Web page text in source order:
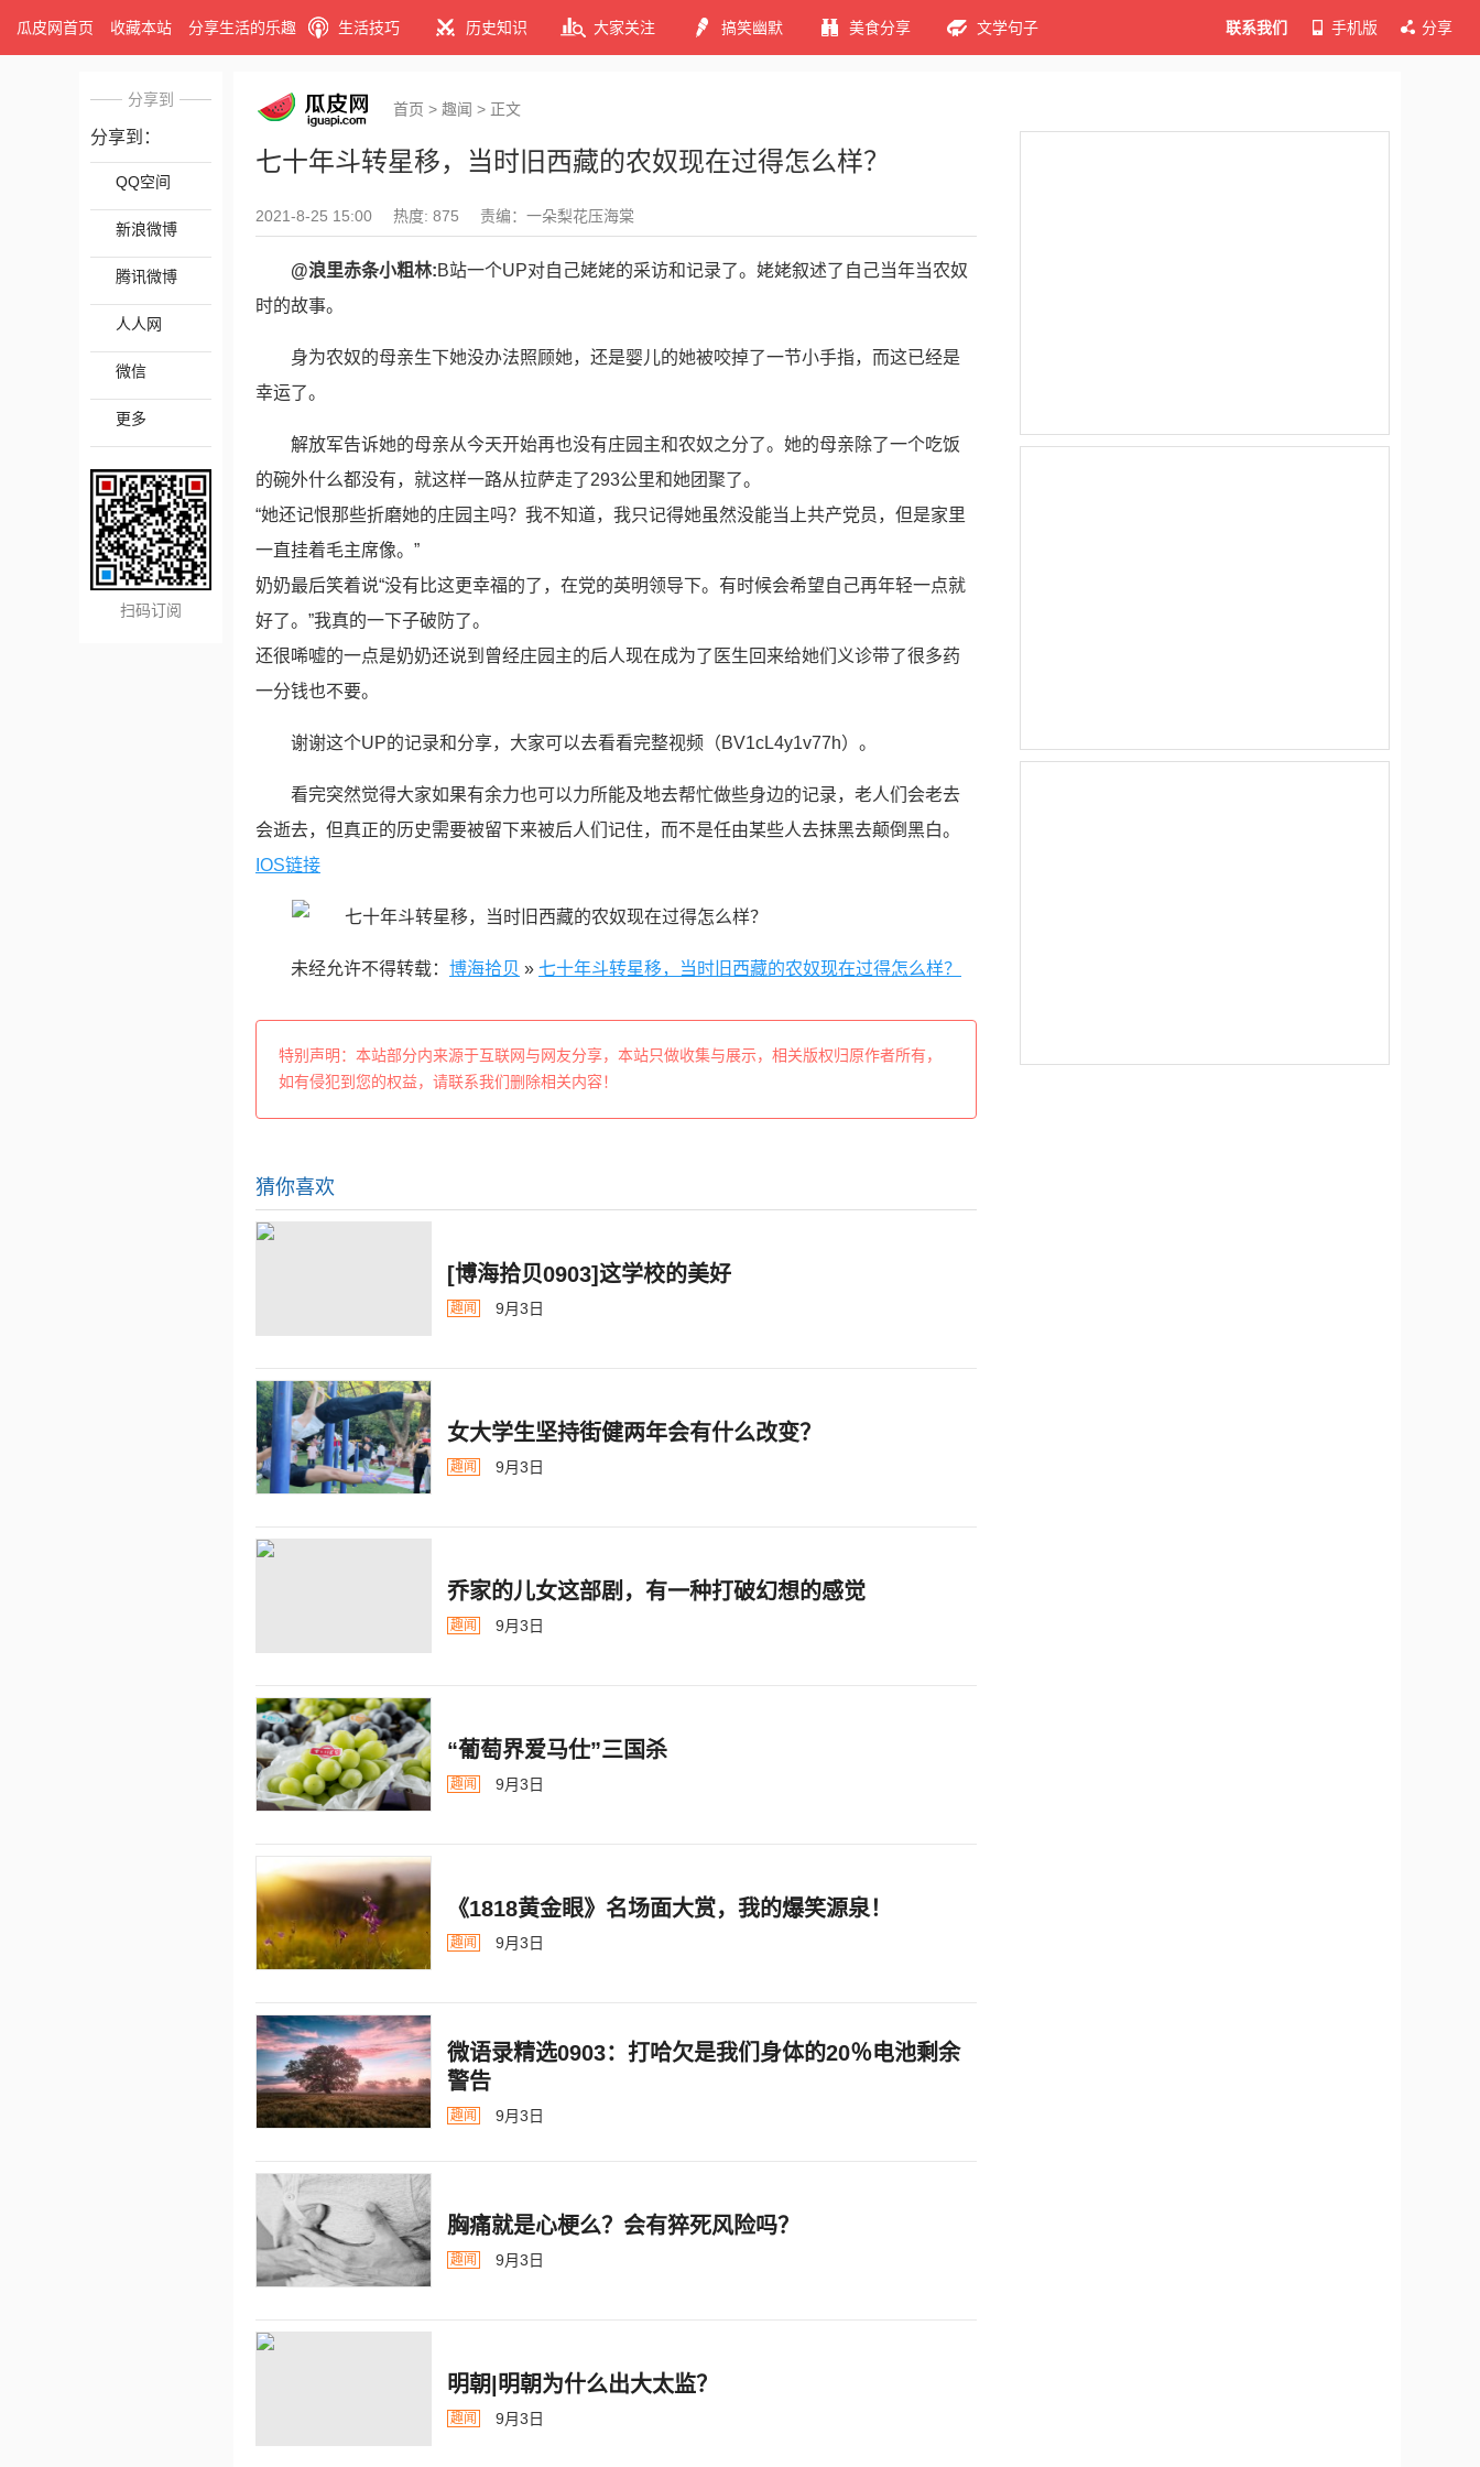
瓜皮网首页 收藏本站 分享生活的乐趣 生活技巧 历史知识 大家关注 搞笑幽默 美食分享 文学句子 联系我们 手机版 分享
分享到
分享到：
QQ空间
新浪微博
腾讯微博
人人网
微信
更多
扫码订阅
首页 > 趣闻 > 正文
七十年斗转星移，当时旧西藏的农奴现在过得怎么样？
2021-8-25 15:00 热度: 875 责编：一朵梨花压海棠
@浪里赤条小粗林:B站一个UP对自己姥姥的采访和记录了。姥姥叙述了自己当年当农奴
时的故事。
身为农奴的母亲生下她没办法照顾她，还是婴儿的她被咬掉了一节小手指，而这已经是
幸运了。
解放军告诉她的母亲从今天开始再也没有庄园主和农奴之分了。她的母亲除了一个吃饭
的碗外什么都没有，就这样一路从拉萨走了293公里和她团聚了。
“她还记恨那些折磨她的庄园主吗？我不知道，我只记得她虽然没能当上共产党员，但是家里
一直挂着毛主席像。”
奶奶最后笑着说“没有比这更幸福的了，在党的英明领导下。有时候会希望自己再年轻一点就
好了。”我真的一下子破防了。
还很唏嘘的一点是奶奶还说到曾经庄园主的后人现在成为了医生回来给她们义诊带了很多药
一分钱也不要。
谢谢这个UP的记录和分享，大家可以去看看完整视频（BV1cL4y1v77h）。
看完突然觉得大家如果有余力也可以力所能及地去帮忙做些身边的记录，老人们会老去
会逝去，但真正的历史需要被留下来被后人们记住，而不是任由某些人去抹黑去颠倒黑白。
IOS链接
未经允许不得转载： 博海拾贝 » 七十年斗转星移，当时旧西藏的农奴现在过得怎么样？
特别声明：本站部分内来源于互联网与网友分享，本站只做收集与展示，相关版权归原作者所有，
如有侵犯到您的权益，请联系我们删除相关内容！
猜你喜欢
[博海拾贝0903]这学校的美好
趣闻 9月3日
女大学生坚持街健两年会有什么改变？
趣闻 9月3日
乔家的儿女这部剧，有一种打破幻想的感觉
趣闻 9月3日
“葡萄界爱马仕”三国杀
趣闻 9月3日
《1818黄金眼》名场面大赏，我的爆笑源泉！
趣闻 9月3日
微语录精选0903：打哈欠是我们身体的20％电池剩余
警告
趣闻 9月3日
胸痛就是心梗么？会有猝死风险吗？
趣闻 9月3日
明朝|明朝为什么出大太监？ ​​​
趣闻 9月3日